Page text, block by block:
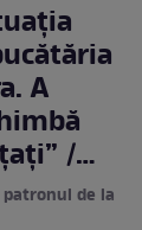
A
/
de la